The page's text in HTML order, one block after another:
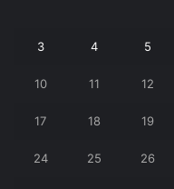
3 4 5
10 11 12
17 18 19
24 25 26